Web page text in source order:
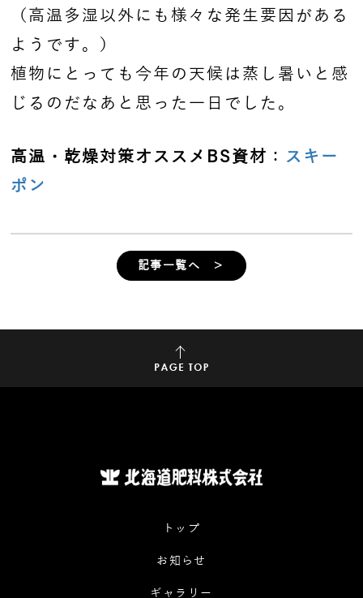
（高温多湿以外にも様々な発生要因がある
ようです。）
植物にとっても今年の天候は蒸し暑いと感
じるのだなあと思った一日でした。
高温・乾燥対策オススメBS資材 ： スキー
ポン
記事一覧へ ＞
トップ
お知らせ
ギャラリー